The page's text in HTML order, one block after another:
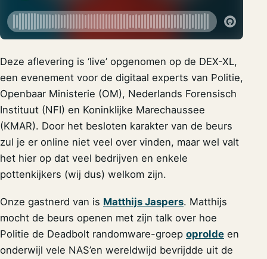
Deze aflevering is ‘live’ opgenomen op de DEX-XL,
een evenement voor de digitaal experts van Politie,
Openbaar Ministerie (OM), Nederlands Forensisch
Instituut (NFI) en Koninklijke Marechaussee
(KMAR). Door het besloten karakter van de beurs
zul je er online niet veel over vinden, maar wel valt
het hier op dat veel bedrijven en enkele
pottenkijkers (wij dus) welkom zijn.
Onze gastnerd van is Matthijs Jaspers. Matthijs
mocht de beurs openen met zijn talk over hoe
Politie de Deadbolt randomware-groep oprolde en
onderwijl vele NAS’en wereldwijd bevrijdde uit de